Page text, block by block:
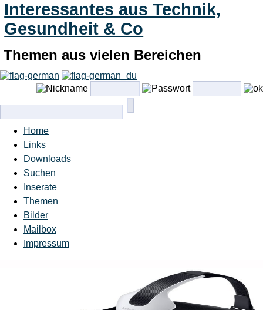
Interessantes aus Technik,
Gesundheit & Co
Themen aus vielen Bereichen
Home
Links
Downloads
Suchen
Inserate
Themen
Bilder
Mailbox
Impressum